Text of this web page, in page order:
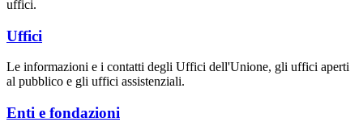
uffici.
Uffici
Le informazioni e i contatti degli Uffici dell'Unione, gli uffici aperti
al pubblico e gli uffici assistenziali.
Enti e fondazioni